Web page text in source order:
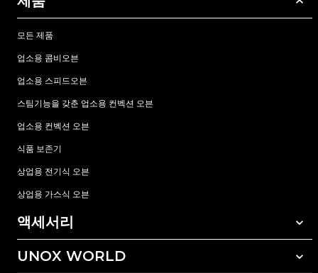
모든 제품
업소용 콤비오븐
업소용 스피드오븐
스팀기능을 갖춘 업소용 컨벡션 오븐
업소용 컨벡션 오븐
식품 보존기
상업용 전기식 오븐
상업용 가스식 오븐
액세서리
모든 액세서리
UNOX WORLD